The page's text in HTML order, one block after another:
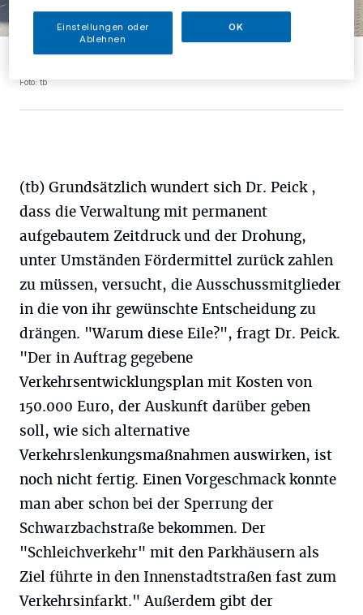
Noch kann man die Schwarzbache am Jubiläumsplatz befahren.
Foto: tb
(tb) Grundsätzlich wundert sich Dr. Peick ,
dass die Verwaltung mit permanent
aufgebautem Zeitdruck und der Drohung,
unter Umständen Fördermittel zurück zahlen
zu müssen, versucht, die Ausschussmitglieder
in die von ihr gewünschte Entscheidung zu
drängen. "Warum diese Eile?", fragt Dr. Peick.
"Der in Auftrag gegebene
Verkehrsentwicklungsplan mit Kosten von
150.000 Euro, der Auskunft darüber geben
soll, wie sich alternative
Verkehrslenkungsmaßnahmen auswirken, ist
noch nicht fertig. Einen Vorgeschmack konnte
man aber schon bei der Sperrung der
Schwarzbachstraße bekommen. Der
"Schleichverkehr" mit den Parkhäusern als
Ziel führte in den Innenstadtstraßen fast zum
Verkehrsinfarkt." Außerdem gibt der
Einstellungen oder
Ablehnen
OK